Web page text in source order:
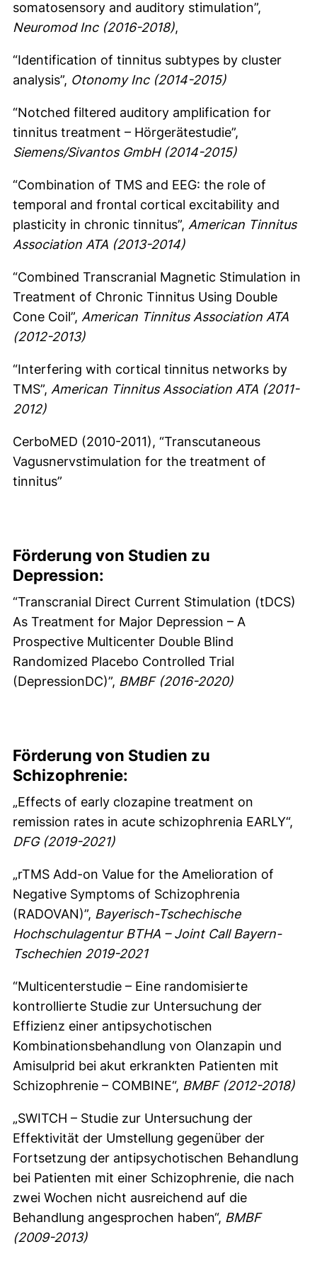
somatosensory and auditory stimulation”,
Neuromod Inc (2016-2018),
“Identification of tinnitus subtypes by cluster
analysis”, Otonomy Inc (2014-2015)
“Notched filtered auditory amplification for
tinnitus treatment – Hörgerätestudie”,
Siemens/Sivantos GmbH (2014-2015)
“Combination of TMS and EEG: the role of
temporal and frontal cortical excitability and
plasticity in chronic tinnitus”, American Tinnitus
Association ATA (2013-2014)
“Combined Transcranial Magnetic Stimulation in
Treatment of Chronic Tinnitus Using Double
Cone Coil”, American Tinnitus Association ATA
(2012-2013)
“Interfering with cortical tinnitus networks by
TMS”, American Tinnitus Association ATA (2011-
2012)
CerboMED (2010-2011), “Transcutaneous
Vagusnervstimulation for the treatment of
tinnitus”
Förderung von Studien zu
Depression:
“Transcranial Direct Current Stimulation (tDCS)
As Treatment for Major Depression – A
Prospective Multicenter Double Blind
Randomized Placebo Controlled Trial
(DepressionDC)”, BMBF (2016-2020)
Förderung von Studien zu
Schizophrenie:
„Effects of early clozapine treatment on
remission rates in acute schizophrenia EARLY“,
DFG (2019-2021)
„rTMS Add-on Value for the Amelioration of
Negative Symptoms of Schizophrenia
(RADOVAN)”, Bayerisch-Tschechische
Hochschulagentur BTHA – Joint Call Bayern-
Tschechien 2019-2021
“Multicenterstudie – Eine randomisierte
kontrollierte Studie zur Untersuchung der
Effizienz einer antipsychotischen
Kombinationsbehandlung von Olanzapin und
Amisulprid bei akut erkrankten Patienten mit
Schizophrenie – COMBINE“, BMBF (2012-2018)
„SWITCH – Studie zur Untersuchung der
Effektivität der Umstellung gegenüber der
Fortsetzung der antipsychotischen Behandlung
bei Patienten mit einer Schizophrenie, die nach
zwei Wochen nicht ausreichend auf die
Behandlung angesprochen haben“, BMBF
(2009-2013)